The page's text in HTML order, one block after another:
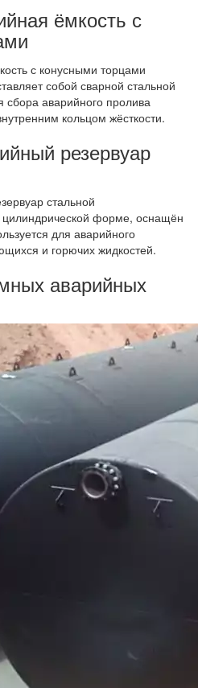
ёмкость с
собой сварной стальной
аварийного пролива
кольцом жёсткости.
резервуар
цилиндрической форме, оснащён
для аварийного
и горючих жидкостей.
аварийных